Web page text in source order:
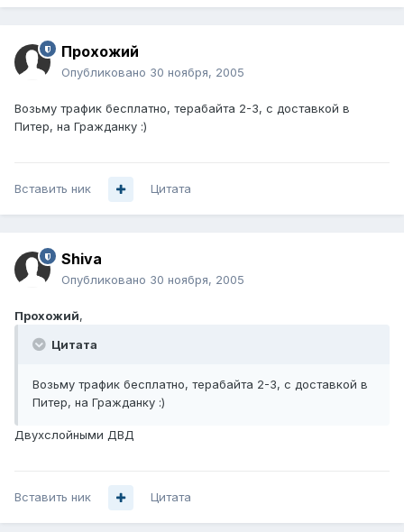
Прохожий
Опубликовано 30 ноября, 2005
Возьму трафик бесплатно, терабайта 2-3, с доставкой в
Питер, на Гражданку :)
Вставить ник Цитата
Shiva
Опубликовано 30 ноября, 2005
Прохожий,
Цитата
Возьму трафик бесплатно, терабайта 2-3, с доставкой в
Питер, на Гражданку :)
Двухслойными ДВД
Вставить ник Цитата